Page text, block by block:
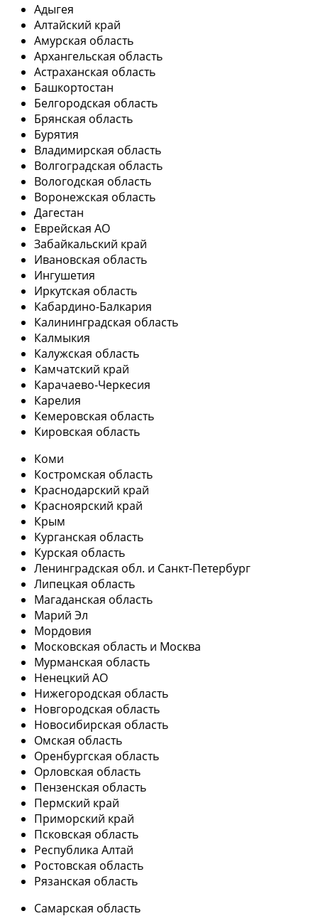
Адыгея
Алтайский край
Амурская область
Архангельская область
Астраханская область
Башкортостан
Белгородская область
Брянская область
Бурятия
Владимирская область
Волгоградская область
Вологодская область
Воронежская область
Дагестан
Еврейская АО
Забайкальский край
Ивановская область
Ингушетия
Иркутская область
Кабардино-Балкария
Калининградская область
Калмыкия
Калужская область
Камчатский край
Карачаево-Черкесия
Карелия
Кемеровская область
Кировская область
Коми
Костромская область
Краснодарский край
Красноярский край
Крым
Курганская область
Курская область
Ленинградская обл. и Санкт-Петербург
Липецкая область
Магаданская область
Марий Эл
Мордовия
Московская область и Москва
Мурманская область
Ненецкий АО
Нижегородская область
Новгородская область
Новосибирская область
Омская область
Оренбургская область
Орловская область
Пензенская область
Пермский край
Приморский край
Псковская область
Республика Алтай
Ростовская область
Рязанская область
Самарская область